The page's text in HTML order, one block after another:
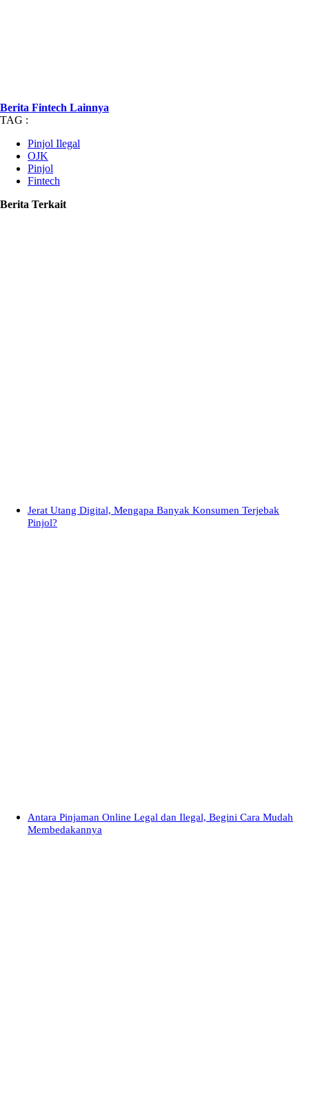
Berita Fintech Lainnya
TAG :
Pinjol Ilegal
OJK
Pinjol
Fintech
Berita Terkait
Jerat Utang Digital, Mengapa Banyak Konsumen Terjebak
Pinjol?
Antara Pinjaman Online Legal dan Ilegal, Begini Cara Mudah
Membedakannya